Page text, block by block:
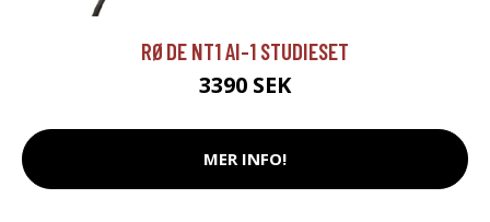
RØDE NT1 AI-1 STUDIESET
3390 SEK
MER INFO!